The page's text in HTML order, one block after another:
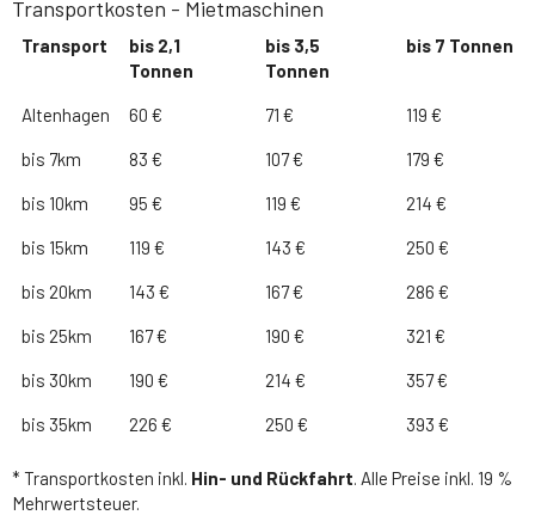
Transportkosten - Mietmaschinen
Transport
bis 2,1
Tonnen
bis 3,5
Tonnen
bis 7 Tonnen
Altenhagen 60 € 71 € 119 €
bis 7km 83 € 107 € 179 €
bis 10km 95 € 119 € 214 €
bis 15km 119 € 143 € 250 €
bis 20km 143 € 167 € 286 €
bis 25km 167 € 190 € 321 €
bis 30km 190 € 214 € 357 €
bis 35km 226 € 250 € 393 €
* Transportkosten inkl. Hin- und Rückfahrt. Alle Preise inkl. 19 %
Mehrwertsteuer.